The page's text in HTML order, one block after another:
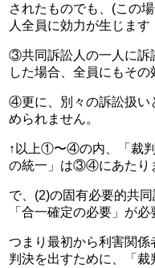
されたものでも、(この
人全員に効力が生じます
③共同訴訟人の一人に訴
した場合、全員にもその
④更に、別々の訴訟扱い
められません。
↑以上①〜④の内、「裁
の統一」は③④にあたり
で、(2)の固有必要的共
「合一確定の必要」が必
つまり最初から利害関係
判決を出すために、「